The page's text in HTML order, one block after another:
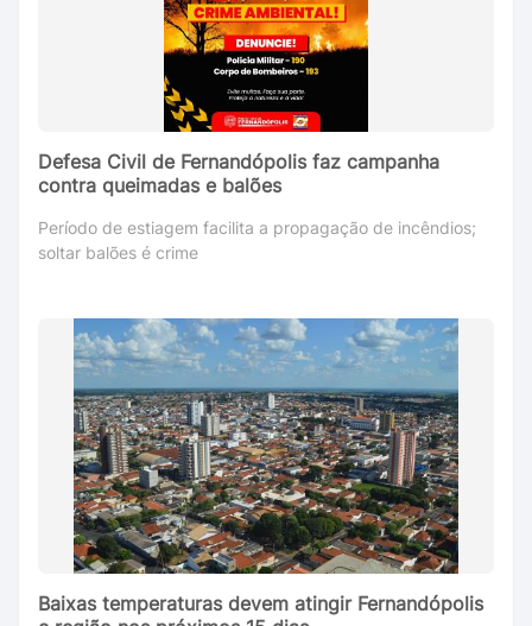
Defesa Civil de Fernandópolis faz campanha
contra queimadas e balões
Período de estiagem facilita a propagação de incêndios;
soltar balões é crime
Baixas temperaturas devem atingir Fernandópolis